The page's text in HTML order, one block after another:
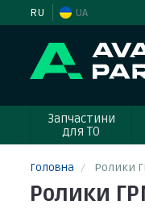
RU UA
Запчастини
для ТО
Головна Ролики
Ролики